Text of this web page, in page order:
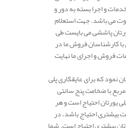
و اجرا بسته به دور و
می باشد. جهت استعلام
پاششی می بایست طی
کارشناسان فروش ما در
فروش و اجرای ما نهایت
نمود که برای عایقکاری پلی
با ضخامت پنج سانتی
پلی یورتان احتیاج است و هر
بیشتری احتیاج باشد، در